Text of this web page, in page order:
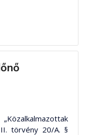
törvény 20/A. §